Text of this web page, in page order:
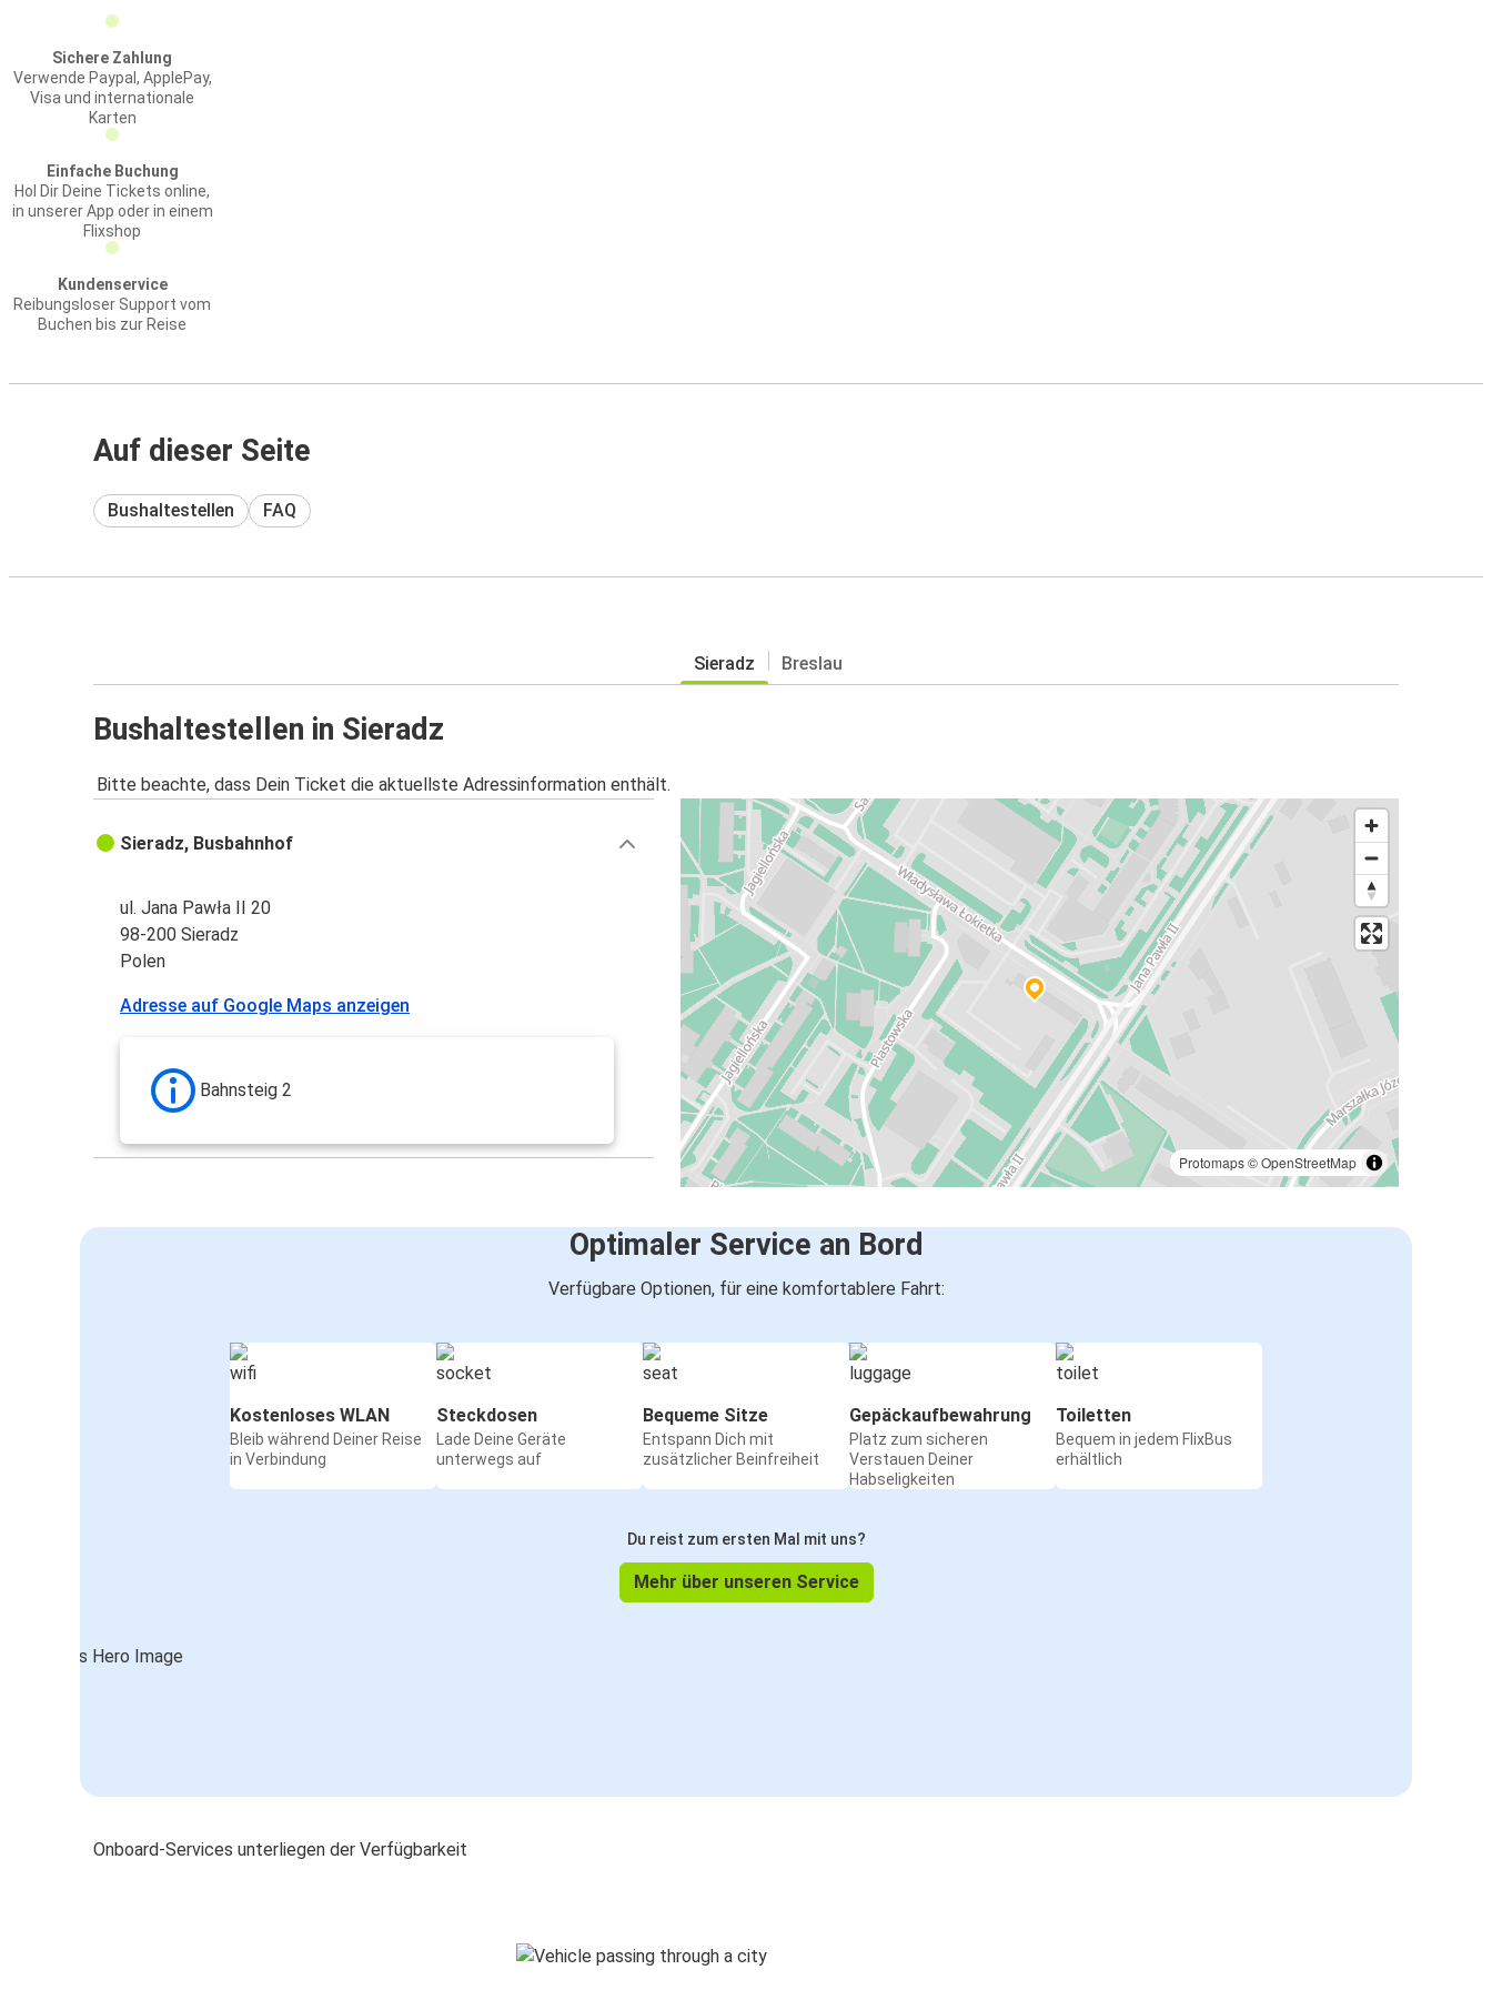
Sichere Zahlung
Verwende Paypal, ApplePay,
Visa und internationale
Karten
Einfache Buchung
Hol Dir Deine Tickets online,
in unserer App oder in einem
Flixshop
Kundenservice
Reibungsloser Support vom
Buchen bis zur Reise
Auf dieser Seite
Bushaltestellen FAQ
Sieradz Breslau
Bushaltestellen in Sieradz
Bitte beachte, dass Dein Ticket die aktuellste Adressinformation enthält.
Protomaps©OpenStreetMap
Sieradz, Busbahnhof
ul. Jana Pawła II 20
98-200 Sieradz
Polen
Adresse auf Google Maps anzeigen
Bahnsteig 2
Optimaler Service an Bord
Verfügbare Optionen, für eine komfortablere Fahrt:
Kostenloses WLAN
Bleib während Deiner Reise
in Verbindung
Steckdosen
Lade Deine Geräte
unterwegs auf
Bequeme Sitze
Entspann Dich mit
zusätzlicher Beinfreiheit
Gepäckaufbewahrung
Platz zum sicheren
Verstauen Deiner
Habseligkeiten
Toiletten
Bequem in jedem FlixBus
erhältlich
Du reist zum ersten Mal mit uns?
Mehr über unseren Service
Onboard-Services unterliegen der Verfügbarkeit